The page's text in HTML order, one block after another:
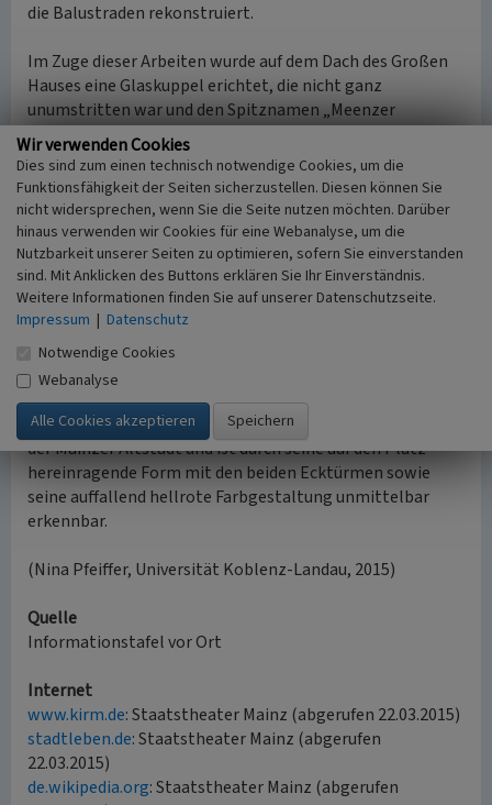
die Balustraden rekonstruiert.
Im Zuge dieser Arbeiten wurde auf dem Dach des Großen
Hauses eine Glaskuppel erichtet, die nicht ganz
unumstritten war und den Spitznamen „Meenzer
Handkäs“ erhielt. Bis 2009 war dort das Restaurant
Mollers untergebracht, von dessen Fensterplätzen man
einen Blick über denMainzer Dom, den Gutenbergplatz
und die Altstadt hatte. Im September 2012 wurde die
Glaskuppel zu einer neuen Spielstätte umgebaut. Das
geschlossene Restaurant machte Platz für eine Studio-
Bühne für theatrale Experimente sowie
Werkstattproduktionen unter dem Namen „Deck 3“. Je
nach Bestuhlung hat diese Spielstätte Platz für 100 bis
200 Zuschauer.
Lage
Das Staatstheater befindet sich am Gutenbergplatz 7 in
der Mainzer Altstadt und ist durch seine auf den Platz
hereinragende Form mit den beiden Ecktürmen sowie
seine auffallend hellrote Farbgestaltung unmittelbar
erkennbar.
(Nina Pfeiffer, Universität Koblenz-Landau, 2015)
Quelle
Informationstafel vor Ort
Internet
www.kirm.de: Staatstheater Mainz (abgerufen 22.03.2015)
stadtleben.de: Staatstheater Mainz (abgerufen
22.03.2015)
de.wikipedia.org: Staatstheater Mainz (abgerufen
Wir verwenden Cookies
Dies sind zum einen technisch notwendige Cookies, um die
Funktionsfähigkeit der Seiten sicherzustellen. Diesen können Sie
nicht widersprechen, wenn Sie die Seite nutzen möchten. Darüber
hinaus verwenden wir Cookies für eine Webanalyse, um die
Nutzbarkeit unserer Seiten zu optimieren, sofern Sie einverstanden
sind. Mit Anklicken des Buttons erklären Sie Ihr Einverständnis.
Weitere Informationen finden Sie auf unserer Datenschutzseite.
Impressum | Datenschutz
Notwendige Cookies
Webanalyse